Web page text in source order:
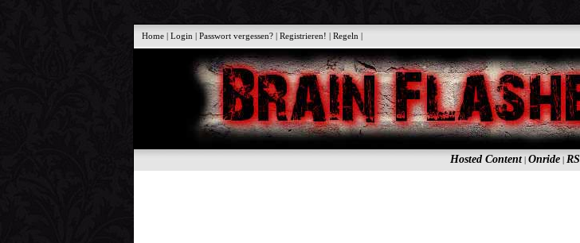
Home |Login |Passwort vergessen? |Registrieren! |Regeln |
Hosted Content| Onride|